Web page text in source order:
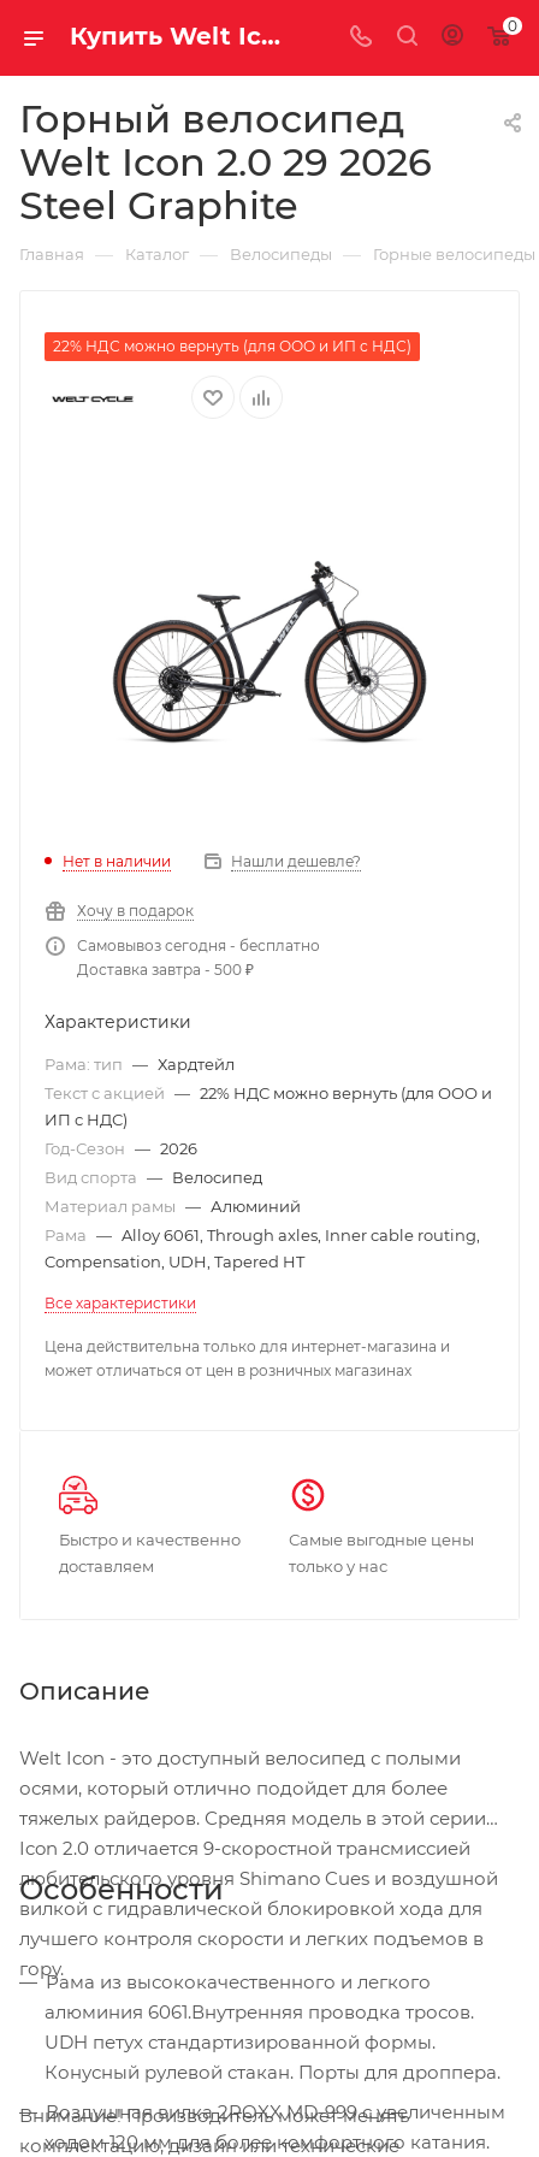
Купить Welt Icon 2.0 29 2026 Steel Graphite за рублей, а со скидкой 0
Горный велосипед
Welt Icon 2.0 29 2026
Steel Graphite
Главная — Каталог — Велосипеды — Горные велосипеды
22% НДС можно вернуть (для ООО и ИП с НДС)
Нет в наличии Нашли дешевле?
Хочу в подарок
Самовывоз сегодня - бесплатно
Доставка завтра - 500 ₽
Характеристики
Рама: тип — Хардтейл
Текст с акцией — 22% НДС можно вернуть (для ООО и
ИП с НДС)
Год-Сезон — 2026
Вид спорта — Велосипед
Материал рамы — Алюминий
Рама — Alloy 6061, Through axles, Inner cable routing,
Compensation, UDH, Tapered HT
Все характеристики
Цена действительна только для интернет-магазина и
может отличаться от цен в розничных магазинах
Быстро и качественно
доставляем
Самые выгодные цены
только у нас
Описание
Welt Icon - это доступный велосипед с полыми
осями, который отлично подойдет для более
тяжелых райдеров. Средняя модель в этой серии
Icon 2.0 отличается 9-скоростной трансмиссией
любительского уровня Shimano Cues и воздушной
вилкой с гидравлической блокировкой хода для
лучшего контроля скорости и легких подъемов в
гору.
Особенности
Рама из высококачественного и легкого
алюминия 6061.Внутренняя проводка тросов.
UDH петух стандартизированной формы.
Конусный рулевой стакан. Порты для дроппера.
Воздушная вилка 2ROXX MD-999 с увеличенным
ходом 120 мм для более комфортного катания.
Внимание! Производитель может менять
комплектацию, дизайн или технические